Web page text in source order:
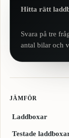
Hitta rätt
Svara på tre
antal bilar och
JÄMFÖR
Laddboxar
Testade